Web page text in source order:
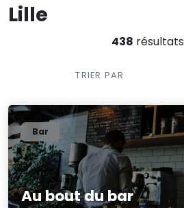
Lille
438 résultats
TRIER PAR
Au bout du bar
Bar